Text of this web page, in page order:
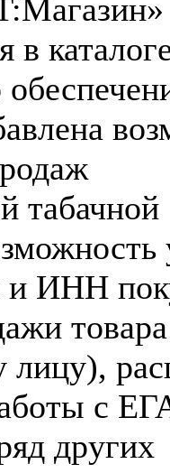
в
табачной
и ИНН
товара
лицу),
с
других